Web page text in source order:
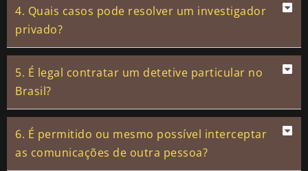
4. Quais casos pode resolver um investigador
privado?
5. É legal contratar um detetive particular no
Brasil?
6. É permitido ou mesmo possível interceptar
as comunicações de outra pessoa?